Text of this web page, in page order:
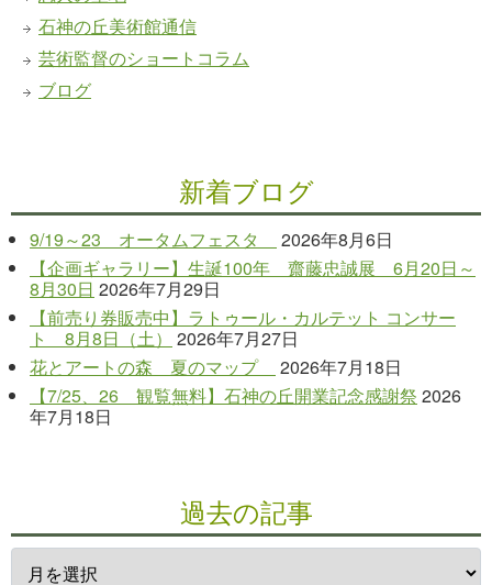
石神の丘美術館通信
芸術監督のショートコラム
ブログ
新着ブログ
9/19～23 オータムフェスタ
2026年8月6日
【企画ギャラリー】生誕100年 齋藤忠誠展 6月20日～
8月30日 2026年7月29日
【前売り券販売中】ラトゥール・カルテット コンサー
ト 8月8日（土）
2026年7月27日
花とアートの森 夏のマップ
2026年7月18日
【7/25、26 観覧無料】石神の丘開業記念感謝祭 2026
年7月18日
過去の記事